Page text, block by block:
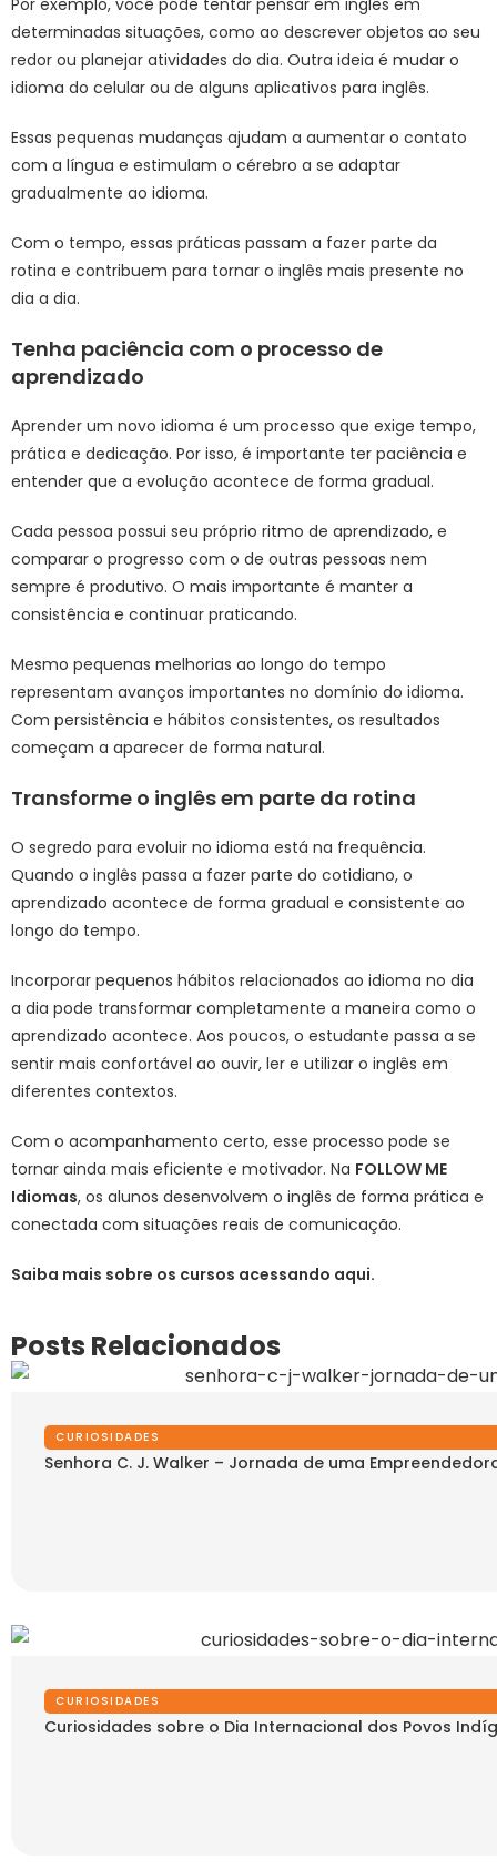
Por exemplo, você pode tentar pensar em inglês em
determinadas situações, como ao descrever objetos ao seu
redor ou planejar atividades do dia. Outra ideia é mudar o
idioma do celular ou de alguns aplicativos para inglês.
Essas pequenas mudanças ajudam a aumentar o contato
com a língua e estimulam o cérebro a se adaptar
gradualmente ao idioma.
Com o tempo, essas práticas passam a fazer parte da
rotina e contribuem para tornar o inglês mais presente no
dia a dia.
Tenha paciência com o processo de
aprendizado
Aprender um novo idioma é um processo que exige tempo,
prática e dedicação. Por isso, é importante ter paciência e
entender que a evolução acontece de forma gradual.
Cada pessoa possui seu próprio ritmo de aprendizado, e
comparar o progresso com o de outras pessoas nem
sempre é produtivo. O mais importante é manter a
consistência e continuar praticando.
Mesmo pequenas melhorias ao longo do tempo
representam avanços importantes no domínio do idioma.
Com persistência e hábitos consistentes, os resultados
começam a aparecer de forma natural.
Transforme o inglês em parte da rotina
O segredo para evoluir no idioma está na frequência.
Quando o inglês passa a fazer parte do cotidiano, o
aprendizado acontece de forma gradual e consistente ao
longo do tempo.
Incorporar pequenos hábitos relacionados ao idioma no dia
a dia pode transformar completamente a maneira como o
aprendizado acontece. Aos poucos, o estudante passa a se
sentir mais confortável ao ouvir, ler e utilizar o inglês em
diferentes contextos.
Com o acompanhamento certo, esse processo pode se
tornar ainda mais eficiente e motivador. Na FOLLOW ME
Idiomas, os alunos desenvolvem o inglês de forma prática e
conectada com situações reais de comunicação.
Saiba mais sobre os cursos acessando aqui.
Posts Relacionados
CURIOSIDADES
Senhora C. J. Walker – Jornada de uma
CURIOSIDADES
Curiosidades sobre o Dia Internacional dos Povos